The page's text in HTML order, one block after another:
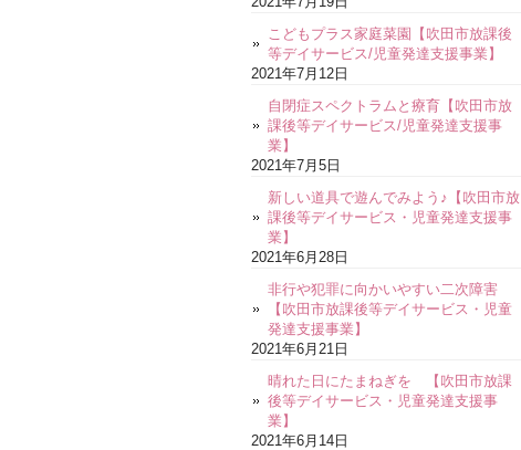
こどもプラス家庭菜園【吹田市放課後
等デイサービス/児童発達支援事業】
2021年7月12日
自閉症スペクトラムと療育【吹田市放
課後等デイサービス/児童発達支援事
業】
2021年7月5日
新しい道具で遊んでみよう♪【吹田市放
課後等デイサービス・児童発達支援事
業】
2021年6月28日
非行や犯罪に向かいやすい二次障害
【吹田市放課後等デイサービス・児童
発達支援事業】
2021年6月21日
晴れた日にたまねぎを 【吹田市放課
後等デイサービス・児童発達支援事
業】
2021年6月14日